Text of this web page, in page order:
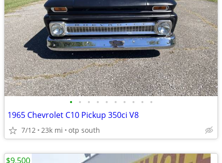
• • • • • • • • • •
1965 Chevrolet C10 Pickup 350ci V8
7/12 23k mi otp south
$9,500